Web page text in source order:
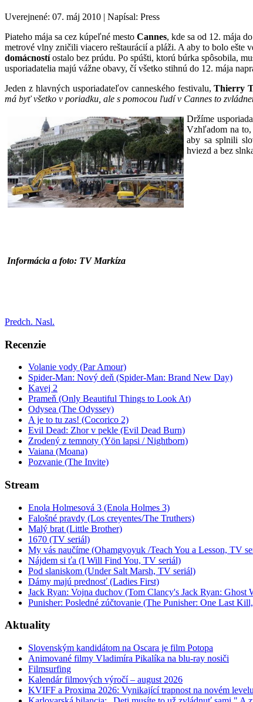
Uverejnené: 07. máj 2010 | Napísal: Press
Piateho mája sa cez kúpeľné mesto Cannes, kde sa od 12. mája
metrové vlny zničili viacero reštaurácií a pláži. A aby to bolo ešte
domácnostíostalo bez prúdu. Po spúšti, ktorú búrka spôsobila,
usporiadatelia majú vážne obavy, čí všetko stihnú do 12. mája
Jeden z hlavných usporiadateľov canneského festivalu, Thierry
má byť všetko v poriadku, ale s pomocou ľudí v Cannes to
Držíme
Vzhľadom na to,
aby sa splnili
hviezd a bez
Informácia a foto: TV Markíza
Predch. Nasl.
Recenzie
Volanie vody (Par Amour)
Spider-Man: Nový deň (Spider-Man: Brand New Day)
Kavej 2
Prameň (Only Beautiful Things to Look At)
Odysea (The Odyssey)
A je to tu zas! (Cocorico 2)
Evil Dead: Zhor v pekle (Evil Dead Burn)
Zrodený z temnoty (Yön lapsi / Nightborn)
Vaiana (Moana)
Pozvanie (The Invite)
Stream
Enola Holmesová 3 (Enola Holmes 3)
Falošné pravdy (Los creyentes/The Truthers)
Malý brat (Little Brother)
1670 (TV seriál)
My vás naučíme (Ohamgyoyuk /Teach You a Lesson, TV
Nájdem si ťa (I Will Find You, TV seriál)
Pod slaniskom (Under Salt Marsh, TV seriál)
Dámy majú prednosť (Ladies First)
Jack Ryan: Vojna duchov (Tom Clancy's Jack Ryan: Ghost
Punisher: Posledné zúčtovanie (The Punisher: One Last
Aktuality
Slovenským kandidátom na Oscara je film Potopa
Animované filmy Vladimíra Pikalíka na blu-ray nosiči
Filmsurfing
Kalendár filmových výročí – august 2026
KVIFF a Proxima 2026: Vynikající trapnost na novém